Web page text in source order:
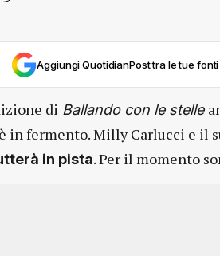
Aggiungi QuotidianPost tra le tue
di Ballando con le stelle
in fermento. Milly Carlucci e il
in pista. Per il momento